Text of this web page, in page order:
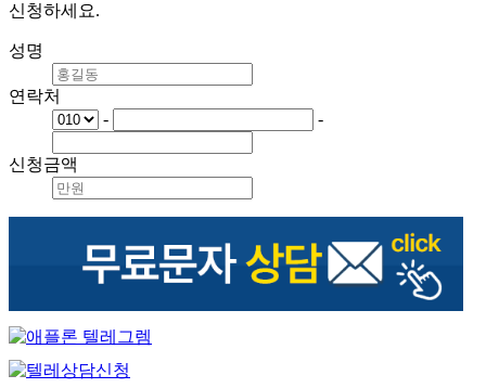
신청하세요.
성명
연락처
-
-
신청금액